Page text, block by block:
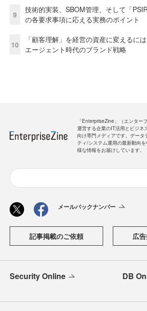
9
技術的実装、SBOM管理、そして「
の各要求事項に応える実務のポイント
10
「顧客理解」を経営の資産に変えるに
エージェント時代のブランド戦略
「EnterpriseZine」（エンター
運営する企業のIT活用とビジネ
向け専門メディアです。データ
ティ/システム運用の最新動向
様な情報をお届けしています。
メールバックナンバー
記事掲載のご依頼 広
Security Online DB